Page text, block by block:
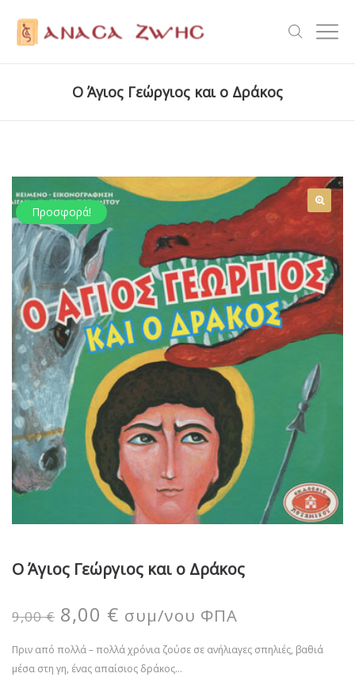
Ο Άγιος Γεώργιος και ο Δράκος
Προσφορά!
Ο Άγιος Γεώργιος και ο Δράκος
9,00€ 8,00 € συμ/νου ΦΠΑ
Πριν από πολλά – πολλά χρόνια ζούσε σε ανήλιαγες σπηλιές, βαθιά
μέσα στη γη, ένας απαίσιος δράκος…